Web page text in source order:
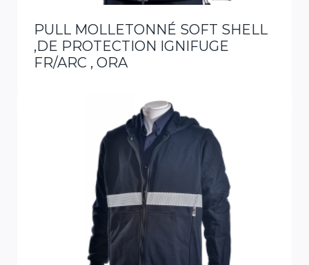
PULL MOLLETONNÉ SOFT SHELL
,DE PROTECTION IGNIFUGE
FR/ARC , ORA